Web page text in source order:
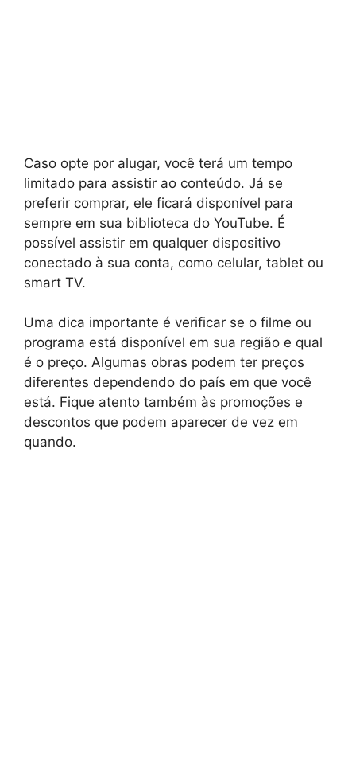
Caso opte por alugar, você terá um tempo
limitado para assistir ao conteúdo. Já se
preferir comprar, ele ficará disponível para
sempre em sua biblioteca do YouTube. É
possível assistir em qualquer dispositivo
conectado à sua conta, como celular, tablet ou
smart TV.
Uma dica importante é verificar se o filme ou
programa está disponível em sua região e qual
é o preço. Algumas obras podem ter preços
diferentes dependendo do país em que você
está. Fique atento também às promoções e
descontos que podem aparecer de vez em
quando.